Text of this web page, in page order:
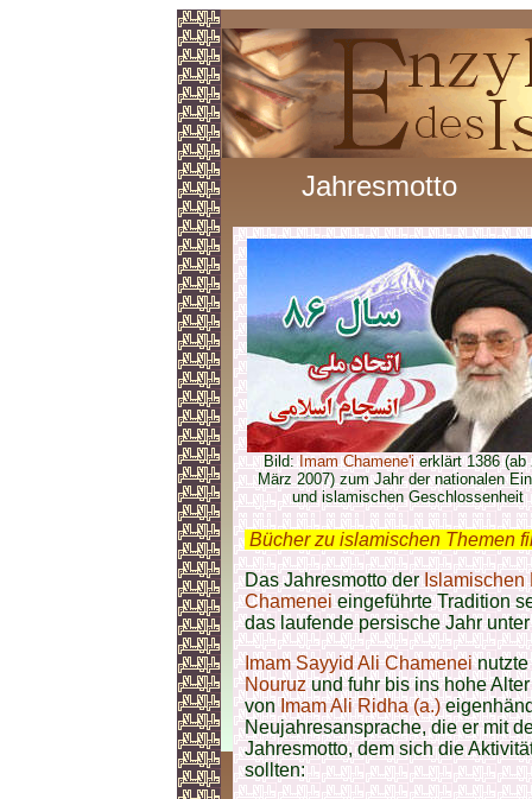
Jahresmotto
Bild:Imam Chamene'ierklärt 1386 (ab
März 2007) zum Jahr der nationalen
und islamischen Geschlossenheit
Bücher zu islamischen Themen
Das Jahresmotto derIslamischen
Chameneieingeführte Tradition
das laufende persische Jahr
Imam Sayyid Ali Chameneinutzte
Nouruzund fuhr bis ins hohe
vonImam Ali Ridha (a.)
Neujahresansprache, die er mit
Jahresmotto, dem sich die
sollten: